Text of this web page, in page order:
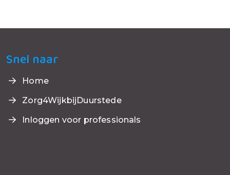
Snel naar
Home
Zorg4WijkbijDuurstede
Inloggen voor professionals